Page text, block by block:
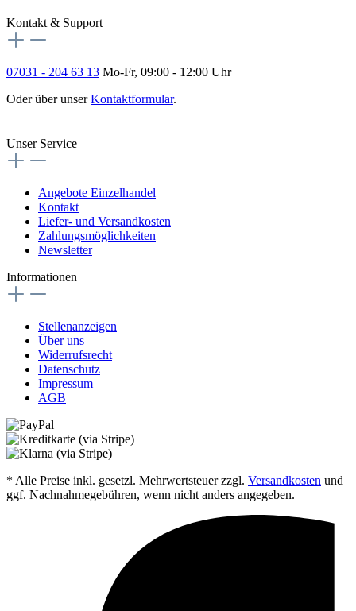
Kontakt & Support
07031 - 204 63 13 Mo-Fr, 09:00 - 12:00 Uhr
Oder über unserKontaktformular.
Unser Service
Angebote Einzelhandel
Kontakt
Liefer- und Versandkosten
Zahlungsmöglichkeiten
Newsletter
Informationen
Stellenanzeigen
Über uns
Widerrufsrecht
Datenschutz
Impressum
AGB
* Alle Preise inkl. gesetzl. Mehrwertsteuer zzgl. Versandkosten und
ggf. Nachnahmegebühren, wenn nicht anders angegeben.